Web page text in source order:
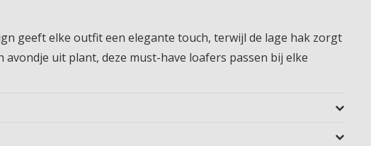
geeft elke outfit een elegante touch, terwijl de lage hak zorgt
uit plant, deze must-have loafers passen bij elke